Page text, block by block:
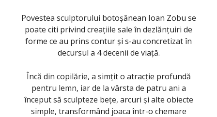
Povestea sculptorului botoșănean Ioan Zobu se
poate citi privind creațiile sale în dezlănțuiri de
forme ce au prins contur și s-au concretizat în
decursul a 4 decenii de viață.
Încă din copilărie, a simțit o atracție profundă
pentru lemn, iar de la vârsta de patru ani a
început să sculpteze bețe, arcuri și alte obiecte
simple, transformând joaca într-o chemare